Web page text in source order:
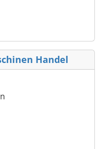
Handel